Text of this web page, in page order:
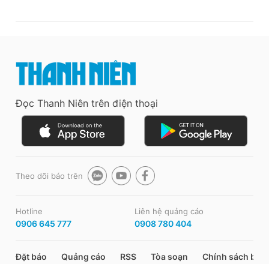
Đọc Thanh Niên trên điện thoại
Theo dõi báo trên
Hotline
0906 645 777
Liên hệ quảng cáo
0908 780 404
Đặt báo Quảng cáo RSS Tòa soạn Chính sách bảo